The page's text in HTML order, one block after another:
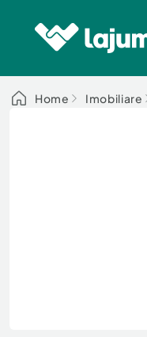
Home Imobiliare